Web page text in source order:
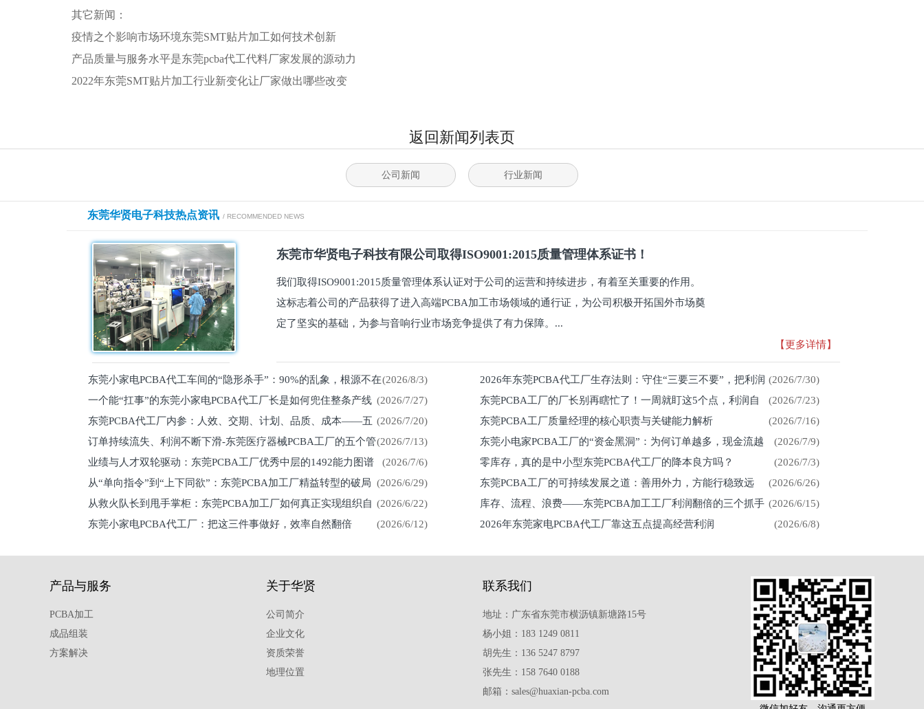
其它新闻：
疫情之个影响市场环境东莞SMT贴片加工如何技术创新
产品质量与服务水平是东莞pcba代工代料厂家发展的源动力
2022年东莞SMT贴片加工行业新变化让厂家做出哪些改变
返回新闻列表页
公司新闻 行业新闻
东莞华贤电子科技热点资讯 / RECOMMENDED NEWS
东莞市华贤电子科技有限公司取得ISO9001:2015质量管理体系证书！
我们取得ISO9001:2015质量管理体系认证对于公司的运营和持续进步，有着至关重要的作用。
这标志着公司的产品获得了进入高端PCBA加工市场领域的通行证，为公司积极开拓国外市场奠
定了坚实的基础，为参与音响行业市场竞争提供了有力保障。...
【更多详情】
(2026/8/3)
东莞小家电PCBA代工车间的“隐形杀手”：90%的乱象，根源不在
员工
(2026/7/30)
2026年东莞PCBA代工厂生存法则：守住“三要三不要”，把利润
留在车间
(2026/7/27)
一个能“扛事”的东莞小家电PCBA代工厂长是如何兜住整条产线
(2026/7/23)
东莞PCBA工厂的厂长别再瞎忙了！一周就盯这5个点，利润自
然来
(2026/7/20)
东莞PCBA代工厂内参：人效、交期、计划、品质、成本——五
维锁客法则
(2026/7/16)
东莞PCBA工厂质量经理的核心职责与关键能力解析
(2026/7/13)
订单持续流失、利润不断下滑-东莞医疗器械PCBA工厂的五个管
理死穴必须堵住
(2026/7/9)
东莞小电家PCBA工厂的“资金黑洞”：为何订单越多，现金流越
紧？
(2026/7/6)
业绩与人才双轮驱动：东莞PCBA工厂优秀中层的1492能力图谱 (2026/7/3)
零库存，真的是中小型东莞PCBA代工厂的降本良方吗？
(2026/6/29)
从“单向指令”到“上下同欲”：东莞PCBA加工厂精益转型的破局
关键
(2026/6/26)
东莞PCBA工厂的可持续发展之道：善用外力，方能行稳致远
(2026/6/22)
从救火队长到甩手掌柜：东莞PCBA加工厂如何真正实现组织自
(2026/6/15)
库存、流程、浪费——东莞PCBA加工工厂利润翻倍的三个抓手
(2026/6/12)
东莞小家电PCBA代工厂：把这三件事做好，效率自然翻倍 (2026/6/8)
2026年东莞家电PCBA代工厂靠这五点提高经营利润
产品与服务
PCBA加工
成品组装
方案解决
关于华贤
公司简介
企业文化
资质荣誉
地理位置
联系我们
地址：广东省东莞市横沥镇新塘路15号
杨小姐：183 1249 0811
胡先生：136 5247 8797
张先生：158 7640 0188
邮箱：sales@huaxian-pcba.com